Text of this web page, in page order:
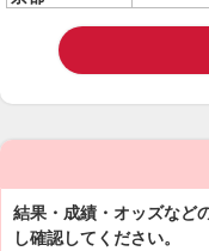
結果・成績・オッズなど
し確認してください。